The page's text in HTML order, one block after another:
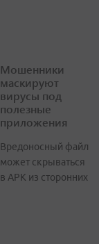
Мошенники
маскируют
вирусы под
полезные
приложения
Вредоносный файл
может скрываться
в APK из сторонних